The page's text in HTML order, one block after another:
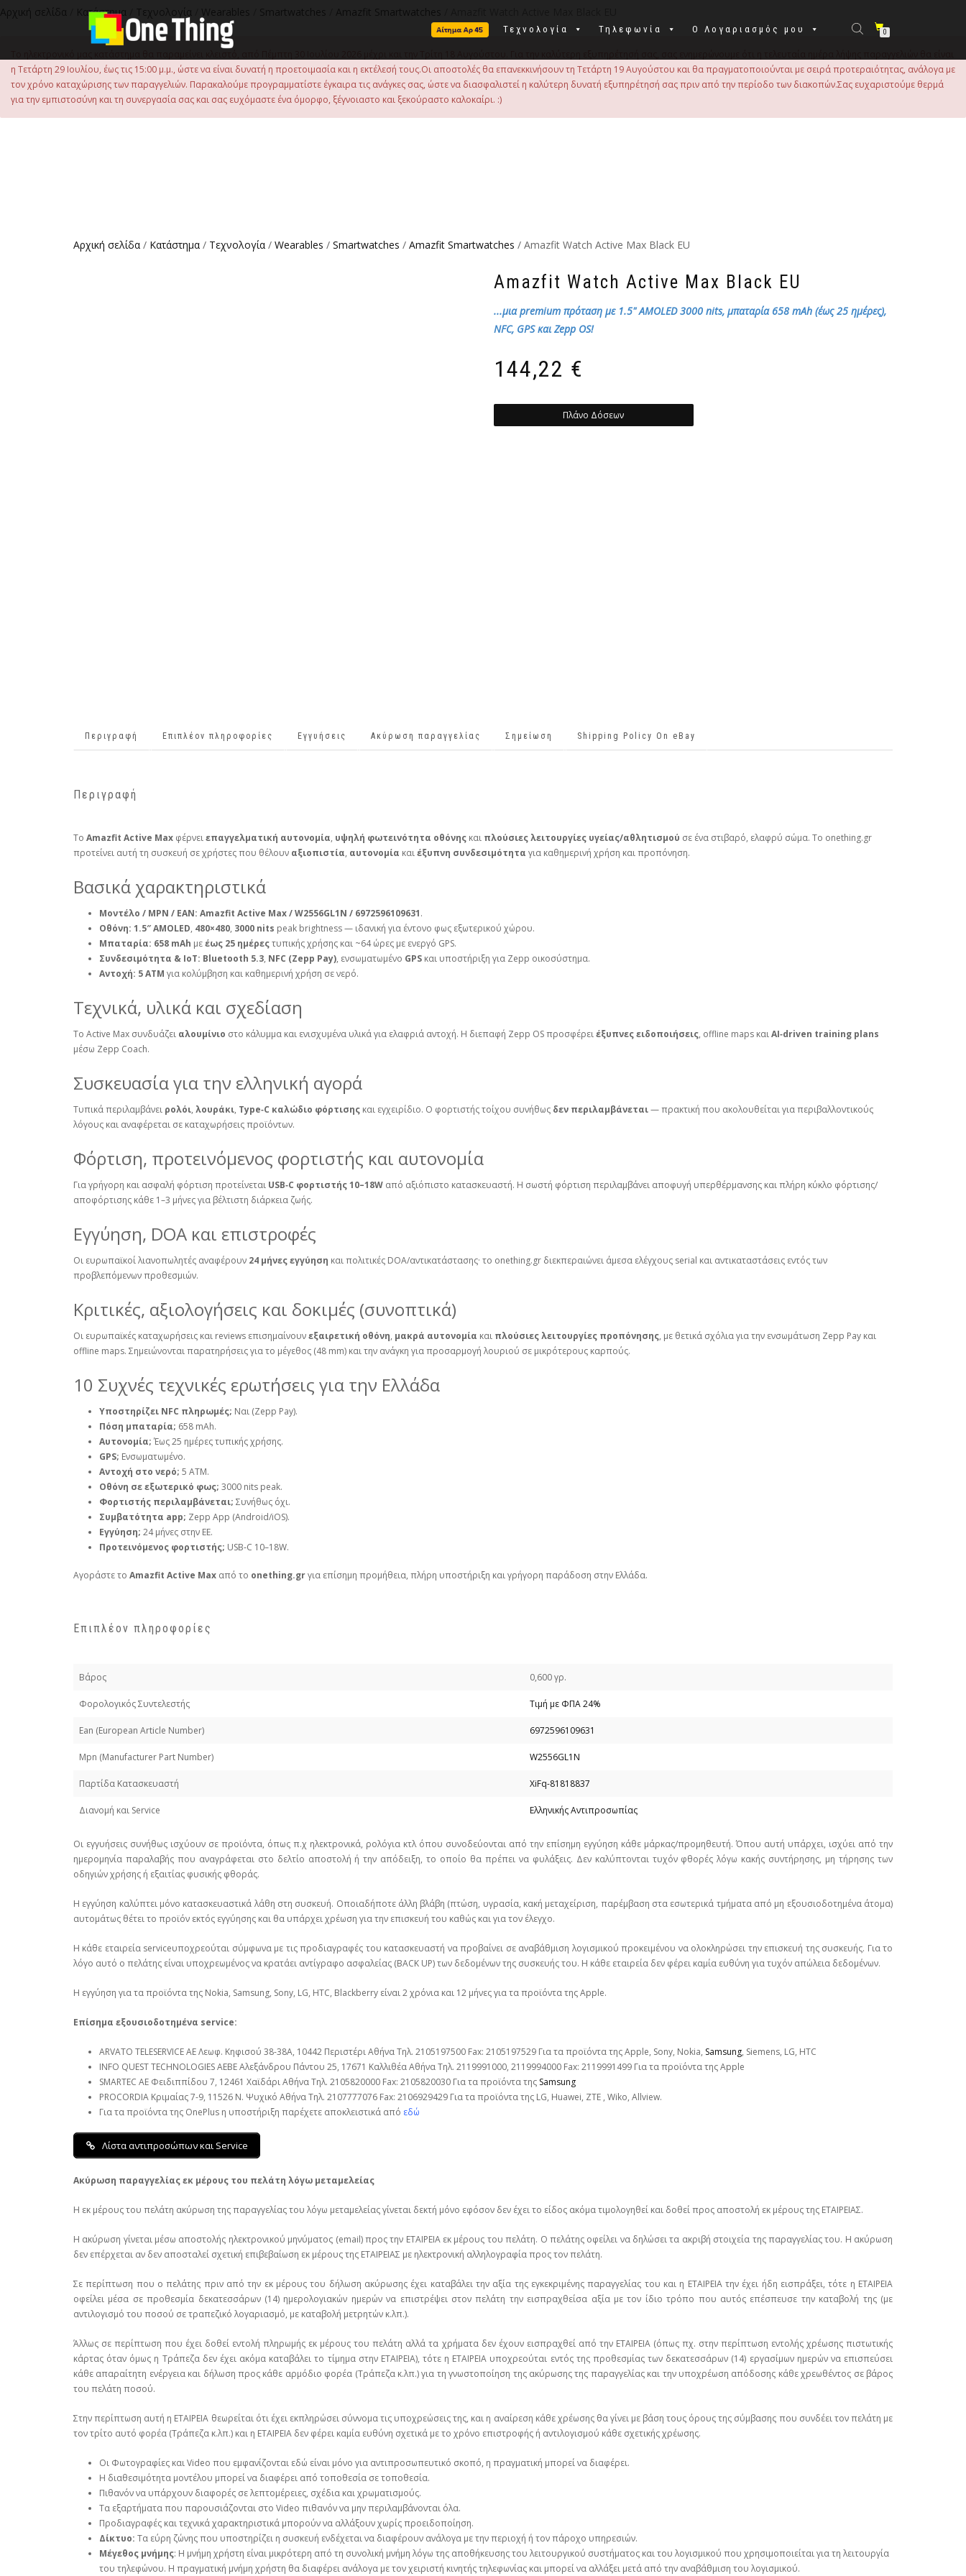
περιεχόμενο
Τεχνολογία Τηλεφωνία Ο Λογαριασμός μου 0
Αρχική σελίδα Κατάστημα Τεχνολογία Wearables Smartwatches Amazfit Smartwatches
η Τετάρτη 29 Ιουλίου, έως τις 15:00 μ.μ., ώστε να είναι δυνατή η προετοιμασία και η εκτέλεσή τους.Οι αποστολές θα επανεκκινήσουν τη Τετάρτη 19 Αυγούστου και θα πραγματοποιούνται με σειρά προτεραιότητας, ανάλογα με
τον χρόνο καταχώρισης των παραγγελιών. Παρακαλούμε προγραμματίστε έγκαιρα τις ανάγκες σας, ώστε να διασφαλιστεί η καλύτερη δυνατή εξυπηρέτησή σας πριν από την περίοδο των διακοπών.Σας ευχαριστούμε θερμά
για την εμπιστοσύνη και τη συνεργασία σας και σας ευχόμαστε ένα όμορφο, ξέγνοιαστο και ξεκούραστο καλοκαίρι. :)
Αρχική σελίδα / Κατάστημα / Τεχνολογία / Wearables / Smartwatches / Amazfit Smartwatches / Amazfit Watch Active Max Black EU
Amazfit Watch Active Max Black EU
...μια premium πρόταση με 1.5" AMOLED 3000 nits, μπαταρία 658 mAh (έως 25 ημέρες),
NFC, GPS και Zepp OS!
144,22 €
Πλάνο Δόσεων
Περιγραφή Επιπλέον πληροφορίες Εγγυήσεις Ακύρωση παραγγελίας Σημείωση Shipping Policy On eBay
Περιγραφή
Το Amazfit Active Max φέρνειεπαγγελματική αυτονομία, υψηλή φωτεινότητα οθόνης και πλούσιες λειτουργίες υγείας/αθλητισμού σε ένα στιβαρό, ελαφρύ σώμα. Το onething.gr
προτείνει αυτή τη συσκευή σε χρήστες που θέλουν αξιοπιστία, αυτονομία καιέξυπνη συνδεσιμότητα για καθημερινή χρήση και προπόνηση.
Βασικά χαρακτηριστικά
Μοντέλο / MPN / EAN: Amazfit Active Max / W2556GL1N / 6972596109631.
Οθόνη: 1.5″ AMOLED, 480×480, 3000 nits peak brightness — ιδανική για έντονο φως εξωτερικού χώρου.
Μπαταρία: 658 mAh μεέως 25 ημέρεςτυπικής χρήσης και ~64 ώρες με ενεργό GPS.
Συνδεσιμότητα & IoT: Bluetooth 5.3, NFC (Zepp Pay), ενσωματωμένο GPS και υποστήριξη για Zepp οικοσύστημα.
Αντοχή: 5 ATM για κολύμβηση και καθημερινή χρήση σε νερό.
Τεχνικά, υλικά και σχεδίαση
Το Active Max συνδυάζει αλουμίνιο στο κάλυμμα και ενισχυμένα υλικά για ελαφριά αντοχή. Η διεπαφή Zepp OS προσφέρειέξυπνες ειδοποιήσεις, offline maps καιAI‑driven training plans
μέσω Zepp Coach.
Συσκευασία για την ελληνική αγορά
Τυπικά περιλαμβάνει ρολόι, λουράκι, Type‑C καλώδιο φόρτισης και εγχειρίδιο. Ο φορτιστής τοίχου συνήθως δεν περιλαμβάνεται— πρακτική που ακολουθείται για περιβαλλοντικούς
λόγους και αναφέρεται σε καταχωρήσεις προϊόντων.
Φόρτιση, προτεινόμενος φορτιστής και αυτονομία
Για γρήγορη και ασφαλή φόρτιση προτείνεται USB‑C φορτιστής 10–18W από αξιόπιστο κατασκευαστή. Η σωστή φόρτιση περιλαμβάνει αποφυγή υπερθέρμανσης και πλήρη κύκλο φόρτισης/
αποφόρτισης κάθε 1–3 μήνες για βέλτιστη διάρκεια ζωής.
Εγγύηση, DOA και επιστροφές
Οι ευρωπαϊκοί λιανοπωλητές αναφέρουν 24 μήνες εγγύηση και πολιτικές DOA/αντικατάστασης· το onething.gr διεκπεραιώνει άμεσα ελέγχους serial και αντικαταστάσεις εντός των
προβλεπόμενων προθεσμιών.
Κριτικές, αξιολογήσεις και δοκιμές (συνοπτικά)
Οι ευρωπαϊκές καταχωρήσεις και reviews επισημαίνουνεξαιρετική οθόνη, μακρά αυτονομία και πλούσιες λειτουργίες προπόνησης, με θετικά σχόλια για την ενσωμάτωση Zepp Pay και
offline maps. Σημειώνονται παρατηρήσεις για το μέγεθος (48 mm) και την ανάγκη για προσαρμογή λουριού σε μικρότερους καρπούς.
10 Συχνές τεχνικές ερωτήσεις για την Ελλάδα
Υποστηρίζει NFC πληρωμές; Ναι (Zepp Pay).
Πόση μπαταρία; 658 mAh.
Αυτονομία; Έως 25 ημέρες τυπικής χρήσης.
GPS; Ενσωματωμένο.
Αντοχή στο νερό; 5 ATM.
Οθόνη σε εξωτερικό φως; 3000 nits peak.
Φορτιστής περιλαμβάνεται; Συνήθως όχι.
Συμβατότητα app; Zepp App (Android/iOS).
Εγγύηση; 24 μήνες στην ΕΕ.
Προτεινόμενος φορτιστής; USB‑C 10–18W.
Αγοράστε το Amazfit Active Max από το onething.grγια επίσημη προμήθεια, πλήρη υποστήριξη και γρήγορη παράδοση στην Ελλάδα.
Επιπλέον πληροφορίες
Βάρος 0,600 γρ.
Φορολογικός Συντελεστής Τιμή με ΦΠΑ 24%
Εan (European Article Number) 6972596109631
Mpn (Manufacturer Part Number) W2556GL1N
Παρτίδα Κατασκευαστή XiFq-81818837
Διανομή και Service Ελληνικής Αντιπροσωπίας
Οι εγγυήσεις συνήθως ισχύουν σε προϊόντα, όπως π.χ ηλεκτρονικά, ρολόγια κτλ όπου συνοδεύονται από την επίσημη εγγύηση κάθε μάρκας/προμηθευτή. Όπου αυτή υπάρχει, ισχύει από την
ημερομηνία παραλαβής που αναγράφεται στο δελτίο αποστολή ή την απόδειξη, το οποίο θα πρέπει να φυλάξεις. Δεν καλύπτονται τυχόν φθορές λόγω κακής συντήρησης, μη τήρησης των
οδηγιών χρήσης ή εξαιτίας φυσικής φθοράς.
Η εγγύηση καλύπτει μόνο κατασκευαστικά λάθη στη συσκευή. Οποιαδήποτε άλλη βλάβη (πτώση, υγρασία, κακή μεταχείριση, παρέμβαση στα εσωτερικά τμήματα από μη εξουσιοδοτημένα άτομα)
αυτομάτως θέτει το προϊόν εκτός εγγύησης και θα υπάρχει χρέωση για την επισκευή του καθώς και για τον έλεγχο.
Η κάθε εταιρεία serviceυποχρεούται σύμφωνα με τις προδιαγραφές του κατασκευαστή να προβαίνει σε αναβάθμιση λογισμικού προκειμένου να ολοκληρώσει την επισκευή της συσκευής. Για το
λόγο αυτό ο πελάτης είναι υποχρεωμένος να κρατάει αντίγραφο ασφαλείας (BACK UP) των δεδομένων της συσκευής του. Η κάθε εταιρεία δεν φέρει καμία ευθύνη για τυχόν απώλεια δεδομένων.
Η εγγύηση για τα προϊόντα της Nokia, Samsung, Sony, LG, HTC, Blackberry είναι 2 χρόνια και 12 μήνες για τα προϊόντα της Apple.
Επίσημα εξουσιοδοτημένα service:
ARVATO TELESERVICE ΑΕ Λεωφ. Κηφισού 38-38Α, 10442 Περιστέρι Αθήνα Τηλ. 2105197500 Fax: 2105197529 Για τα προϊόντα της Apple, Sony, Nokia, Samsung, Siemens, LG, HTC
INFO QUEST TECHNOLOGIES ΑΕΒΕ Αλεξάνδρου Πάντου 25, 17671 Καλλιθέα Αθήνα Τηλ. 2119991000, 2119994000 Fax: 2119991499 Για τα προϊόντα της Apple
SMARTEC ΑΕ Φειδιππίδου 7, 12461 Χαϊδάρι Αθήνα Τηλ. 2105820000 Fax: 2105820030 Για τα προϊόντα της Samsung
PROCORDIA Κριμαίας 7-9, 11526 Ν. Ψυχικό Αθήνα Τηλ. 2107777076 Fax: 2106929429 Για τα προϊόντα της LG, Huawei, ΖΤΕ , Wiko, Allview.
Για τα προϊόντα της OnePlus η υποστήριξη παρέχετε αποκλειστικά από εδώ
Λίστα αντιπροσώπων και Service
Ακύρωση παραγγελίας εκ μέρους του πελάτη λόγω μεταμελείας
Η εκ μέρους του πελάτη ακύρωση της παραγγελίας του λόγω μεταμελείας γίνεται δεκτή μόνο εφόσον δεν έχει το είδος ακόμα τιμολογηθεί και δοθεί προς αποστολή εκ μέρους της ΕΤΑΙΡΕΙΑΣ.
Η ακύρωση γίνεται μέσω αποστολής ηλεκτρονικού μηνύματος (email) προς την ΕΤΑΙΡΕΙΑ εκ μέρους του πελάτη. Ο πελάτης οφείλει να δηλώσει τα ακριβή στοιχεία της παραγγελίας του. Η ακύρωση
δεν επέρχεται αν δεν αποσταλεί σχετική επιβεβαίωση εκ μέρους της ΕΤΑΙΡΕΙΑΣ με ηλεκτρονική αλληλογραφία προς τον πελάτη.
Σε περίπτωση που ο πελάτης πριν από την εκ μέρους του δήλωση ακύρωσης έχει καταβάλει την αξία της εγκεκριμένης παραγγελίας του και η ΕΤΑΙΡΕΙΑ την έχει ήδη εισπράξει, τότε η ΕΤΑΙΡΕΙΑ
οφείλει μέσα σε προθεσμία δεκατεσσάρων (14) ημερολογιακών ημερών να επιστρέψει στον πελάτη την εισπραχθείσα αξία με τον ίδιο τρόπο που αυτός επέσπευσε την καταβολή της (με
αντιλογισμό του ποσού σε τραπεζικό λογαριασμό, με καταβολή μετρητών κ.λπ.).
Άλλως σε περίπτωση που έχει δοθεί εντολή πληρωμής εκ μέρους του πελάτη αλλά τα χρήματα δεν έχουν εισπραχθεί από την ΕΤΑΙΡΕΙΑ (όπως πχ. στην περίπτωση εντολής χρέωσης πιστωτικής
κάρτας όταν όμως η Τράπεζα δεν έχει ακόμα καταβάλει το τίμημα στην ΕΤΑΙΡΕΙΑ), τότε η ΕΤΑΙΡΕΙΑ υποχρεούται εντός της προθεσμίας των δεκατεσσάρων (14) εργασίμων ημερών να επισπεύσει
κάθε απαραίτητη ενέργεια και δήλωση προς κάθε αρμόδιο φορέα (Τράπεζα κ.λπ.) για τη γνωστοποίηση της ακύρωσης της παραγγελίας και την υποχρέωση απόδοσης κάθε χρεωθέντος σε βάρος
του πελάτη ποσού.
Στην περίπτωση αυτή η ΕΤΑΙΡΕΙΑ θεωρείται ότι έχει εκπληρώσει σύννομα τις υποχρεώσεις της, και η αναίρεση κάθε χρέωσης θα γίνει με βάση τους όρους της σύμβασης που συνδέει τον πελάτη με
τον τρίτο αυτό φορέα (Τράπεζα κ.λπ.) και η ΕΤΑΙΡΕΙΑ δεν φέρει καμία ευθύνη σχετικά με το χρόνο επιστροφής ή αντιλογισμού κάθε σχετικής χρέωσης.
Οι Φωτογραφίες και Video που εμφανίζονται εδώ είναι μόνο για αντιπροσωπευτικό σκοπό, η πραγματική μπορεί να διαφέρει.
Η διαθεσιμότητα μοντέλου μπορεί να διαφέρει από τοποθεσία σε τοποθεσία.
Πιθανόν να υπάρχουν διαφορές σε λεπτομέρειες, σχέδια και χρωματισμούς.
Τα εξαρτήματα που παρουσιάζονται στο Video πιθανόν να μην περιλαμβάνονται όλα.
Προδιαγραφές και τεχνικά χαρακτηριστικά μπορούν να αλλάξουν χωρίς προειδοποίηση.
Δίκτυο: Τα εύρη ζώνης που υποστηρίζει η συσκευή ενδέχεται να διαφέρουν ανάλογα με την περιοχή ή τον πάροχο υπηρεσιών.
Μέγεθος μνήμης: Η μνήμη χρήστη είναι μικρότερη από τη συνολική μνήμη λόγω της αποθήκευσης του λειτουργικού συστήματος και του λογισμικού που χρησιμοποιείται για τη λειτουργία
του τηλεφώνου. Η πραγματική μνήμη χρήστη θα διαφέρει ανάλογα με τον χειριστή κινητής τηλεφωνίας και μπορεί να αλλάξει μετά από την αναβάθμιση του λογισμικού.